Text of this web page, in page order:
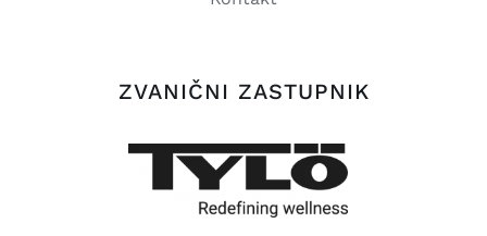
ZVANIČNI ZASTUPNIK